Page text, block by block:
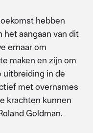
hebben
het aangaan van dit
ernaar om
maken en zijn om
uitbreiding in de
met overnames
krachten kunnen
Goldman.